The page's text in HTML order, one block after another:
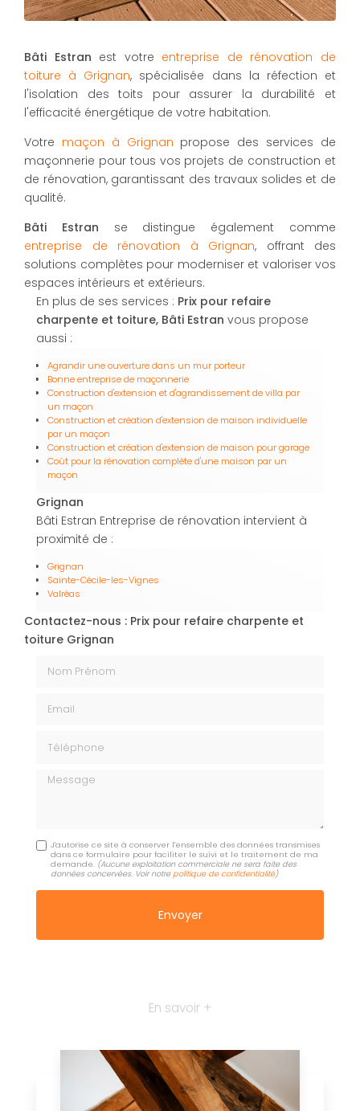
Bâti Estran est votre entreprise de rénovation de
toiture à Grignan, spécialisée dans la réfection et
l'isolation des toits pour assurer la durabilité et
l'efficacité énergétique de votre habitation.
Votre maçon à Grignan propose des services de
maçonnerie pour tous vos projets de construction et
de rénovation, garantissant des travaux solides et de
qualité.
Bâti Estran se distingue également comme
entreprise de rénovation à Grignan, offrant des
solutions complètes pour moderniser et valoriser vos
espaces intérieurs et extérieurs.
En plus de ses services : Prix pour refaire
charpente et toiture, Bâti Estran vous propose
aussi :
Agrandir une ouverture dans un mur porteur
Bonne entreprise de maçonnerie
Construction d'extension et d'agrandissement de villa par
un maçon
Construction et création d'extension de maison individuelle
par un maçon
Construction et création d'extension de maison pour garage
Coût pour la rénovation complète d'une maison par un
maçon
Grignan
Bâti Estran Entreprise de rénovation intervient à
proximité de :
Grignan
Sainte-Cécile-les-Vignes
Valréas
Contactez-nous : Prix pour refaire charpente et
toiture Grignan
Nom Prénom
Email
Téléphone
Message
J'autorise ce site à conserver l'ensemble des données transmises
dans ce formulaire pour faciliter le suivi et le traitement de ma
demande. (Aucune exploitation commerciale ne sera faite des
données concervées. Voir notrepolitique de confidentialité)
En savoir +